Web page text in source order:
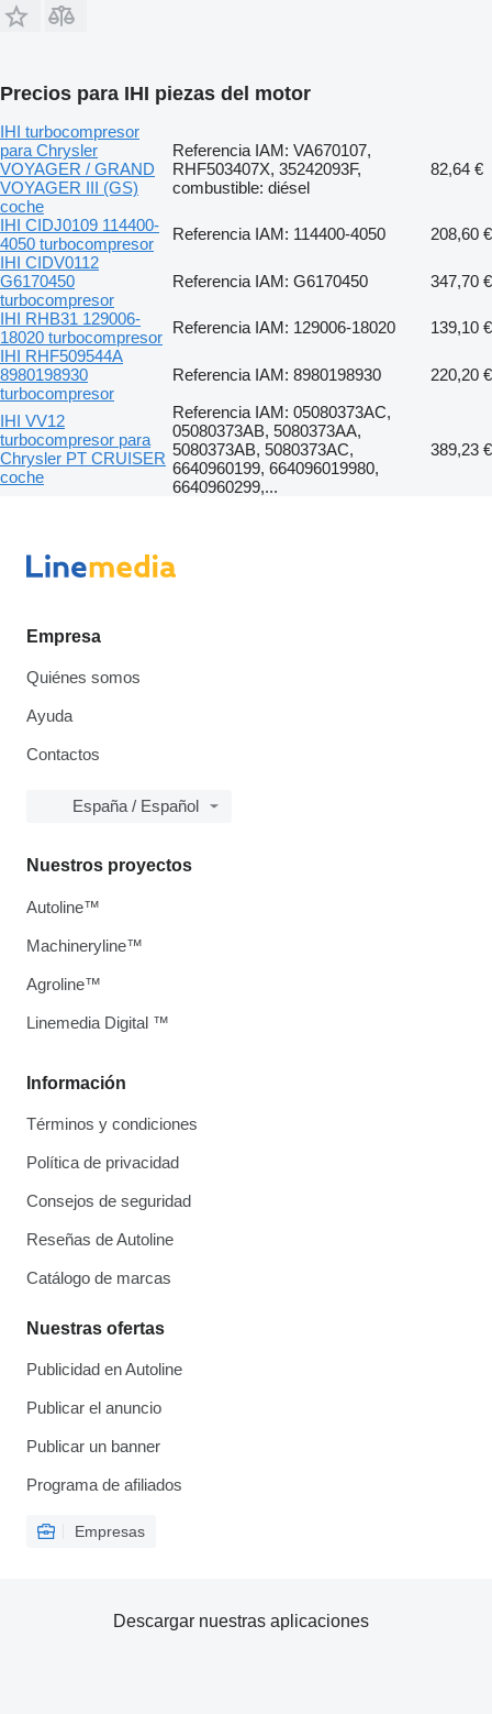
Precios para IHI piezas del motor
IHI turbocompresor
para Chrysler
VOYAGER / GRAND
VOYAGER III (GS)
coche
Referencia IAM: VA670107,
RHF503407X, 35242093F,
combustible: diésel
82,64 €
IHI CIDJ0109 114400-
4050 turbocompresor
Referencia IAM: 114400-4050
208,60 €
IHI CIDV0112
G6170450
turbocompresor
Referencia IAM: G6170450
347,70 €
IHI RHB31 129006-
18020 turbocompresor
Referencia IAM: 129006-18020
139,10 €
IHI RHF509544A
8980198930
turbocompresor
Referencia IAM: 8980198930 220,20 €
IHI VV12
turbocompresor para
Chrysler PT CRUISER
coche
Referencia IAM: 05080373AC,
05080373AB, 5080373AA,
5080373AB, 5080373AC,
6640960199, 664096019980,
6640960299,...
389,23 €
Empresa
Quiénes somos
Ayuda
Contactos
España / Español
Información
Términos y condiciones
Política de privacidad
Consejos de seguridad
Reseñas de Autoline
Catálogo de marcas
Nuestras ofertas
Publicidad en Autoline
Publicar el anuncio
Publicar un banner
Programa de afiliados
Empresas
Nuestros proyectos
Autoline™
Machineryline™
Agroline™
Linemedia Digital ™
Descargar nuestras aplicaciones